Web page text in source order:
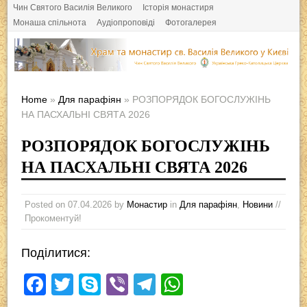
Чин Святого Василія Великого
Історія монастиря
Монаша спільнота
Аудіопроповіді Фотогалерея
Home » Для парафіян » РОЗПОРЯДОК БОГОСЛУЖІНЬ
НА ПАСХАЛЬНІ СВЯТА 2026
РОЗПОРЯДОК БОГОСЛУЖІНЬ
НА ПАСХАЛЬНІ СВЯТА 2026
Posted on07.04.2026 by Монастир in Для парафіян Новини //
Прокоментуй!
Поділитися:
F
T
S
Vi
T